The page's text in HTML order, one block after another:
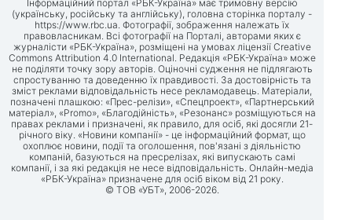
Інформаційний портал «РБК-Україна» має тримовну версію
(українську, російську та англійську), головна сторінка порталу -
https://www.rbc.ua . Фотографії, зображення належать їх
правовласникам. Всі фотографії на Порталі, авторами яких є
журналісти «РБК-Україна», розміщені на умовах ліцензії Creative
Commons Attribution 4.0 International. Редакція «РБК-Україна» може
не поділяти точку зору авторів. Оціночні судження не підлягають
спростуванню та доведенню їх правдивості. За достовірність та
зміст реклами відповідальність несе рекламодавець. Матеріали,
позначені плашкою: «Прес-релізи», «Спецпроект», «Партнерський
матеріал», «Promo», «Благодійність», «Резонанс» розміщуються на
правах реклами і призначені, як правило, для осіб, які досягли 21-
річного віку. «Новини компанії» - це інформаційний формат, що
охоплює новини, події та оголошення, пов'язані з діяльністю
компаній, базуються на пресрелізах, які випускають самі
компанії, і за які редакція не несе відповідальність. Онлайн-медіа
«РБК-Україна» призначене для осіб віком від 21 року.
© ТОВ «УБТ», 2006-2026.